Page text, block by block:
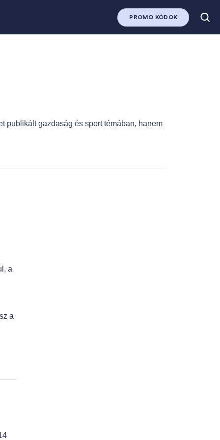
PROMO KÓDOK
publikált gazdaság és sport témában, hanem
a
a